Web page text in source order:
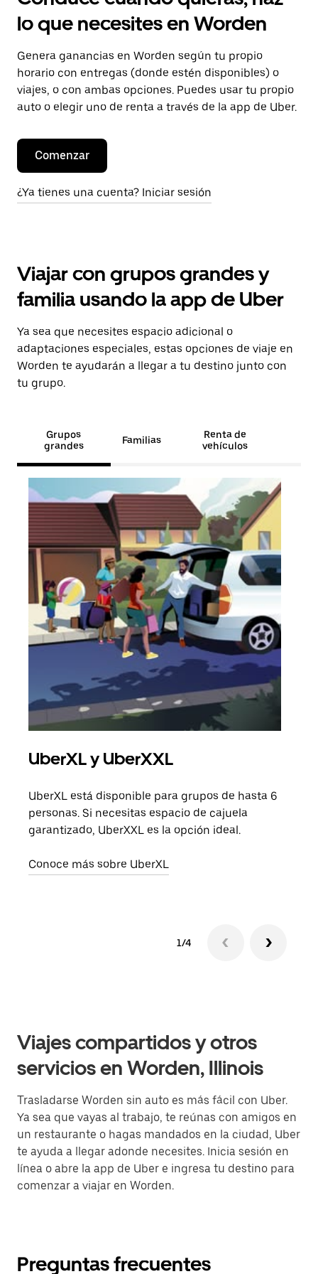
lo que necesites en Worden
Genera ganancias en Worden según tu propio
horario con entregas (donde estén disponibles) o
viajes, o con ambas opciones. Puedes usar tu propio
auto o elegir uno de renta a través de la app de Uber.
Comenzar
¿Ya tienes una cuenta? Iniciar sesión
Viajar con grupos grandes y
familia usando la app de Uber
Ya sea que necesites espacio adicional o
adaptaciones especiales, estas opciones de viaje en
Worden te ayudarán a llegar a tu destino junto con
tu grupo.
Grupos
grandes
Familias
Renta de
vehículos
UberXL y UberXXL
UberXL está disponible para grupos de hasta 6
personas. Si necesitas espacio de cajuela
garantizado, UberXXL es la opción ideal.
Conoce más sobre UberXL
1/4
Viajes compartidos y otros
servicios en Worden, Illinois
Trasladarse Worden sin auto es más fácil con Uber.
Ya sea que vayas al trabajo, te reúnas con amigos en
un restaurante o hagas mandados en la ciudad, Uber
te ayuda a llegar adonde necesites. Inicia sesión en
línea o abre la app de Uber e ingresa tu destino para
comenzar a viajar en Worden.
Preguntas frecuentes